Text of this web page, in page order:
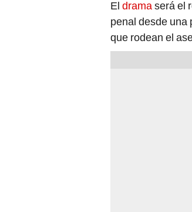
El dramaserá el
penal desde una
que rodean el